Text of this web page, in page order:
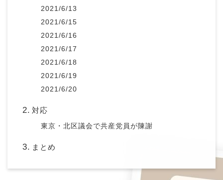
2021/6/13
2021/6/15
2021/6/16
2021/6/17
2021/6/18
2021/6/19
2021/6/20
対応
東京・北区議会で共産党員が陳謝
まとめ